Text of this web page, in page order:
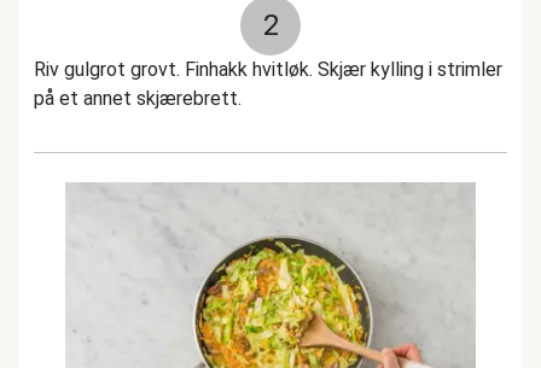
2
Riv gulgrot grovt. Finhakk hvitløk. Skjær kylling i strimler
på et annet skjærebrett.